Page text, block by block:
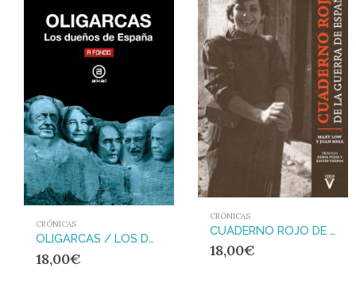
CRÓNICAS
OLIGARCAS / LOS DUEÑOS DE ESPAÑA : Los dueños de España
18,00€
CRÓNICAS
CUADERNO ROJO DE LA GUERRA DE ESPAÑA
18,00€